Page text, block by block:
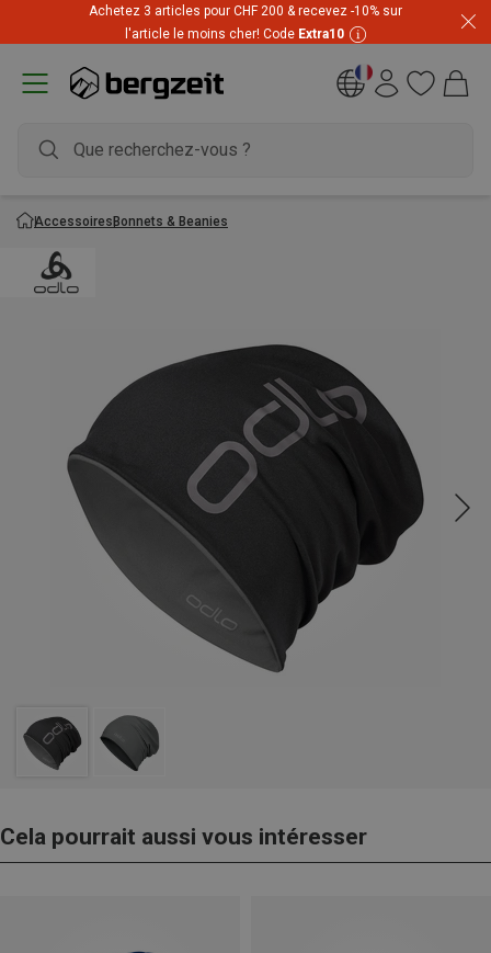
Achetez 3 articles pour CHF 200 & recevez -10% sur
l'article le moins cher! Code Extra10
AccessoiresBonnets & Beanies
Cela pourrait aussi vous intéresser